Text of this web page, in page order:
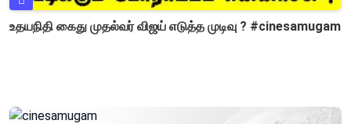
உதயநிதி கைது முதல்வர் விஜய் எடுத்த முடிவு ? #cinesamugam